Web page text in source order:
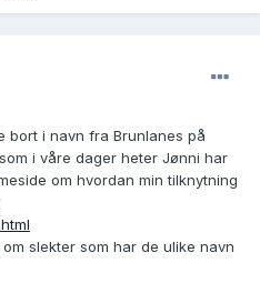
bort i navn fra Brunlanes på
i våre dager heter Jønni har
om hvordan min tilknytning
slekter som har de ulike navn